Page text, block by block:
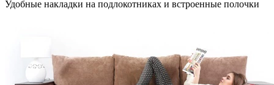
Удобные накладки на подлокотниках и встроенные полочки